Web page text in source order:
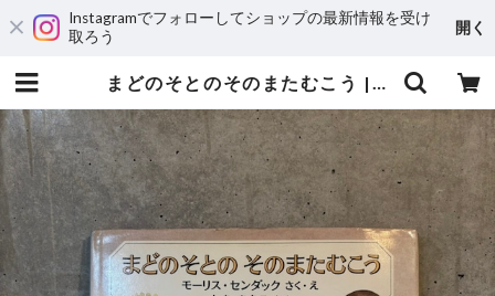
Instagramでフォローしてショップの最新情報を受け
取ろう
開く
まどのそとのそのまたむこう | maintent